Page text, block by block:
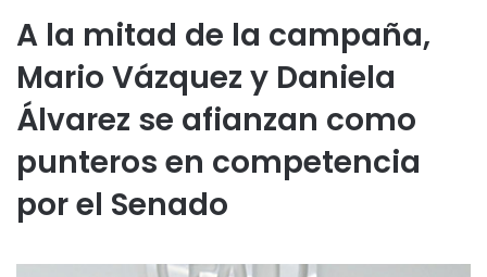
A la mitad de la campaña,
Mario Vázquez y Daniela
Álvarez se afianzan como
punteros en competencia
por el Senado